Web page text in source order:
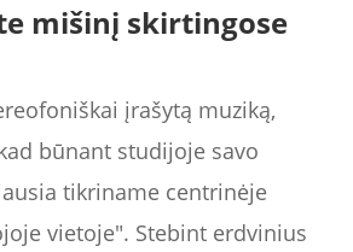
mišinį skirtingose
įrašytą muziką,
būnant studijoje savo
tikriname centrinėje
vietoje". Stebint erdvinius